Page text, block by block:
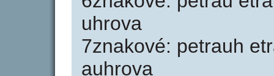
uhrova
7znakové: petrauh
auhrova